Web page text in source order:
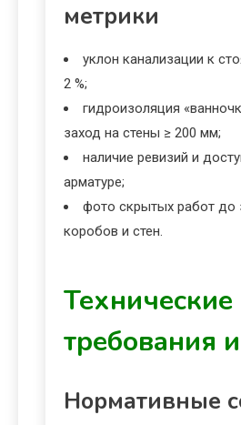
метрики
уклон канализации к
2 %;
гидроизоляция
заход на стены ≥ 200 мм;
наличие ревизий и
арматуре;
фото скрытых работ до
коробов и стен.
Технические
требования
Нормативные